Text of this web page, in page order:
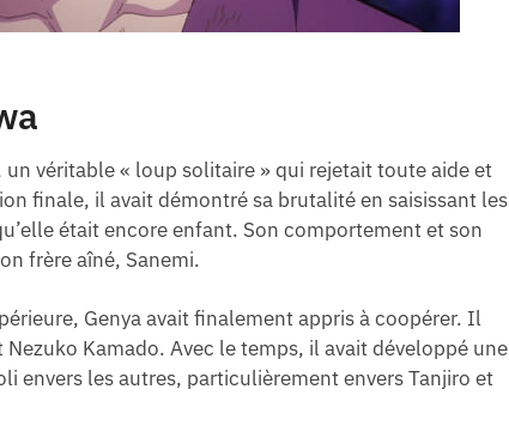
véritable « loup solitaire » qui rejetait toute aide et
finale, il avait démontré sa brutalité en saisissant les
était encore enfant. Son comportement et son
frère aîné, Sanemi.
Genya avait finalement appris à coopérer. Il
Kamado. Avec le temps, il avait développé une
envers les autres, particulièrement envers Tanjiro et